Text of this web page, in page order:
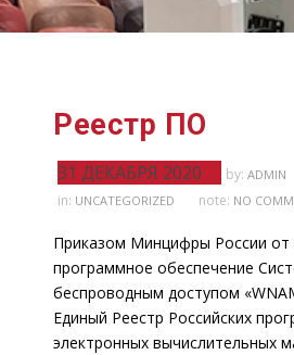
Реестр ПО
31 ДЕКАБРЯ 2020 by: ADMIN
in: UNCATEGORIZED note: NO
Приказом Минцифры России от
программное обеспечение
беспроводным доступом
Единый Реестр Российских
электронных вычислительных